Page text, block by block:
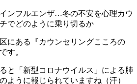
ンフルエンザ…冬の不安を心理カウ
でどのように乗り切るか
にある『カウンセリングこころの
す。
と「新型コロナウイルス」による肺
ように報じられていますね（汗）